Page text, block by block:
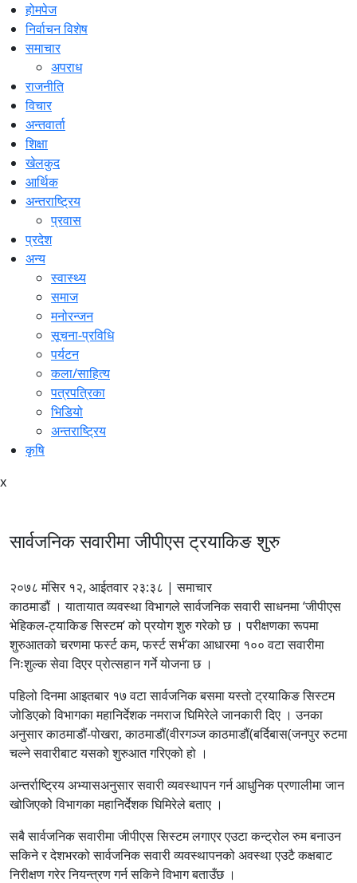
होमपेज
निर्वाचन विशेष
समाचार
अपराध
राजनीति
विचार
अन्तवार्ता
शिक्षा
खेलकुद
आर्थिक
अन्तराष्ट्रिय
प्रवास
प्रदेश
अन्य
स्वास्थ्य
समाज
मनोरन्जन
सूचना-प्रविधि
पर्यटन
कला/साहित्य
पत्रपत्रिका
भिडियो
अन्तराष्ट्रिय
कृषि
x
सार्वजनिक सवारीमा जीपीएस ट्रयाकिङ शुरु
२०७८ मंसिर १२, आईतवार २३:३८ | समाचार
काठमाडौं । यातायात व्यवस्था विभागले सार्वजनिक सवारी साधनमा ‘जीपीएस
भेहिकल-ट्याकिङ सिस्टम’ को प्रयोग शुरु गरेको छ । परीक्षणका रूपमा
शुरुआतको चरणमा फर्स्ट कम, फर्स्ट सर्भ’का आधारमा १०० वटा सवारीमा
निःशुल्क सेवा दिएर प्रोत्सहान गर्ने योजना छ ।
पहिलो दिनमा आइतबार १७ वटा सार्वजनिक बसमा यस्तो ट्रयाकिङ सिस्टम
जोडिएको विभागका महानिर्देशक नमराज घिमिरेले जानकारी दिए । उनका
अनुसार काठमाडौं-पोखरा, काठमाडौं(वीरगञ्ज काठमाडौं(बर्दिबास(जनपुर रुटमा
चल्ने सवारीबाट यसको शुरुआत गरिएको हो ।
अन्तर्राष्ट्रिय अभ्यासअनुसार सवारी व्यवस्थापन गर्न आधुनिक प्रणालीमा जान
खोजिएकोे विभागका महानिर्देशक घिमिरेले बताए ।
सबै सार्वजनिक सवारीमा जीपीएस सिस्टम लगाएर एउटा कन्ट्रोल रुम बनाउन
सकिने र देशभरको सार्वजनिक सवारी व्यवस्थापनको अवस्था एउटै कक्षबाट
निरीक्षण गरेर नियन्त्रण गर्न सकिने विभाग बताउँछ ।